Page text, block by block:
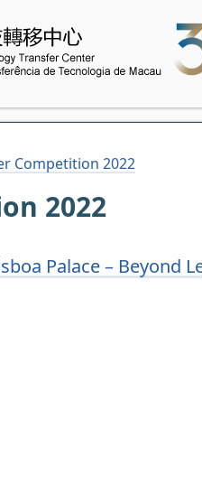
Competition 2022
2022
Palace –